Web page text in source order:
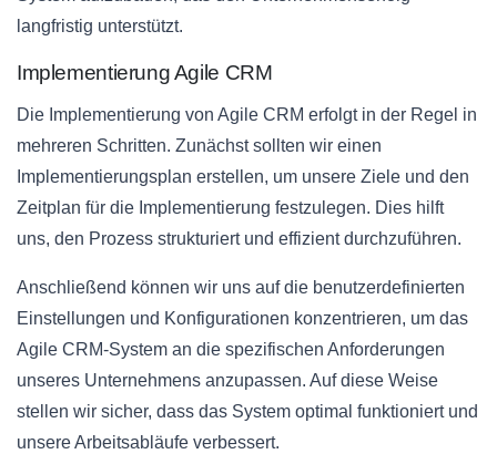
langfristig unterstützt.
Implementierung Agile CRM
Die Implementierung von Agile CRM erfolgt in der Regel in
mehreren Schritten. Zunächst sollten wir einen
Implementierungsplan erstellen, um unsere Ziele und den
Zeitplan für die Implementierung festzulegen. Dies hilft
uns, den Prozess strukturiert und effizient durchzuführen.
Anschließend können wir uns auf die benutzerdefinierten
Einstellungen und Konfigurationen konzentrieren, um das
Agile CRM-System an die spezifischen Anforderungen
unseres Unternehmens anzupassen. Auf diese Weise
stellen wir sicher, dass das System optimal funktioniert und
unsere Arbeitsabläufe verbessert.